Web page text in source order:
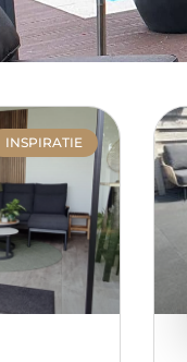
INSPIRATIE